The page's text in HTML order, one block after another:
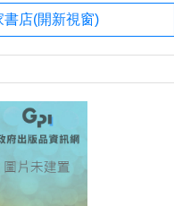
書店(開新視窗)